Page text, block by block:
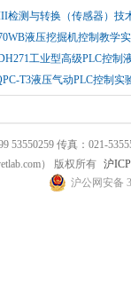
检测与转换（传感器）技
液压挖掘机控制教学
工业型高级PLC控制
T3液压气动PLC控制实
传真：021-
） 版权所有 沪
沪公网安备